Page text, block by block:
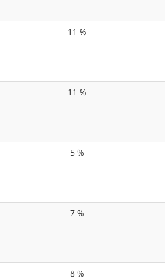
11 %
11 %
5 %
7 %
8 %